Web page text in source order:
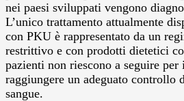
nei paesi sviluppati vengono
L’unico trattamento attualmente
con PKU è rappresentato da un
restrittivo e con prodotti dietetici
pazienti non riescono a seguire per
raggiungere un adeguato controllo
sangue.